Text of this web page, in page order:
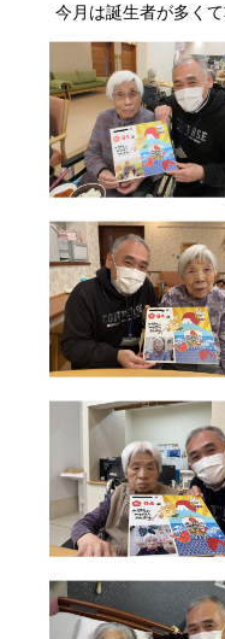
今月は誕生者が多く